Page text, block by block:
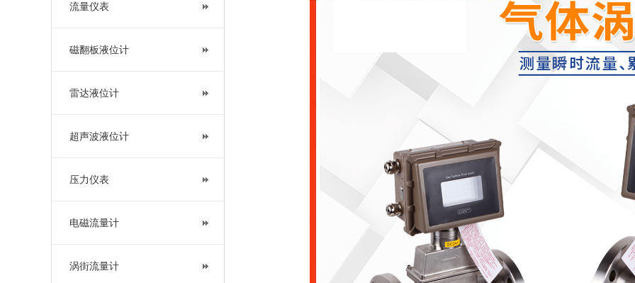
流量仪表
磁翻板液位计
雷达液位计
超声波液位计
压力仪表
电磁流量计
涡街流量计